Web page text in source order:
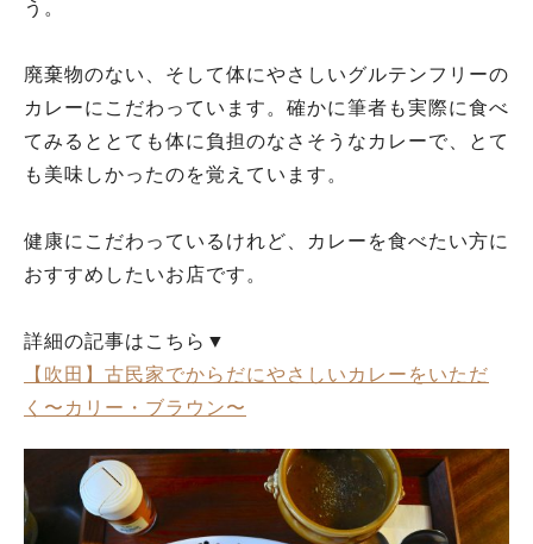
う。
廃棄物のない、そして体にやさしいグルテンフリーの
カレーにこだわっています。確かに筆者も実際に食べ
てみるととても体に負担のなさそうなカレーで、とて
も美味しかったのを覚えています。
健康にこだわっているけれど、カレーを食べたい方に
おすすめしたいお店です。
詳細の記事はこちら▼
【吹田】古民家でからだにやさしいカレーをいただ
く〜カリー・ブラウン〜